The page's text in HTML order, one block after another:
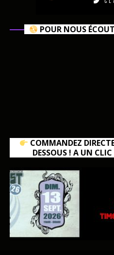
POUR NOUS
COMMANDEZ
DESSOUS ! A UN